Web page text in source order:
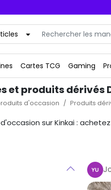
Cartes TCG Gaming
et produits dérivés
d'occasion Produits
sur Kinkai :